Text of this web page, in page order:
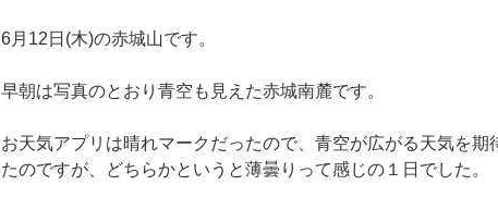
6月12日(木)の赤城山です。
早朝は写真のとおり青空も見えた赤城南麓です。
お天気アプリは晴れマークだったので、青空が広がる天気を期
たのですが、どちらかというと薄曇りって感じの１日でした。